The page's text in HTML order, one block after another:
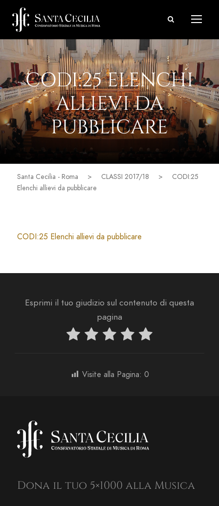
CODI:25 ELENCHI
ALLIEVI DA
PUBBLICARE
Santa Cecilia - Roma > CLASSI 2017/18 >
CODI:25
Elenchi allievi da pubblicare
CODI:25 Elenchi allievi da pubblicare
Esprimi il tuo giudizio sul contenuto di questa
pagina
Visite alla Pagina: 0
Dona il tuo 5×1000 alla Musica